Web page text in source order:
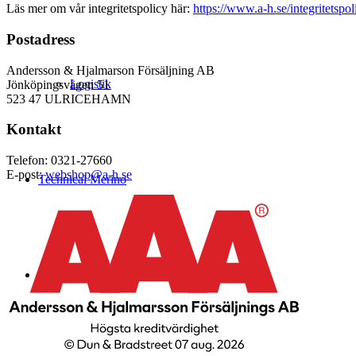
Logistik
Technical Merino
Läs mer om vår integritetspolicy här: https://www.a-h.se/
Postadress
Andersson & Hjalmarson Försäljning AB
Jönköpingsvägen 51
523 47 ULRICEHAMN
Kontakt
Telefon: 0321-27660
E-post:webshop@a-h.se